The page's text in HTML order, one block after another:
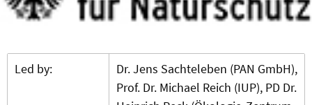
Led by:
Dr. Jens Sachteleben (PAN GmbH),
Prof. Dr. Michael Reich (IUP), PD Dr.